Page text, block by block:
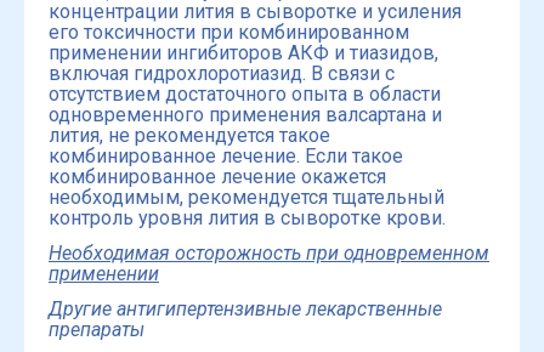
концентрации лития в сыворотке и усиления
его токсичности при комбинированном
применении ингибиторов АКФ и тиазидов,
включая гидрохлоротиазид. В связи с
отсутствием достаточного опыта в области
одновременного применения валсартана и
лития, не рекомендуется такое
комбинированное лечение. Если такое
комбинированное лечение окажется
необходимым, рекомендуется тщательный
контроль уровня лития в сыворотке крови.
Необходимая осторожность при одновременном
применении
Другие антигипертензивные лекарственные
препараты